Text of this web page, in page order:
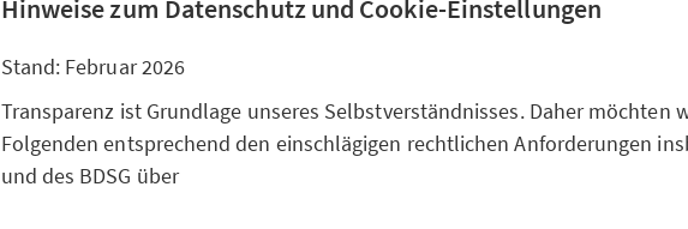
Hinweise zum Datenschutz und Cookie-Einstellungen
Stand: Februar 2026
Transparenz ist Grundlage unseres Selbstverständnisses. Daher möchten
Folgenden entsprechend den einschlägigen rechtlichen Anforderungen
und des BDSG über